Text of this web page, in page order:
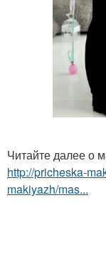
Читайте далее о
http://pricheska-
makiyazh/mas...